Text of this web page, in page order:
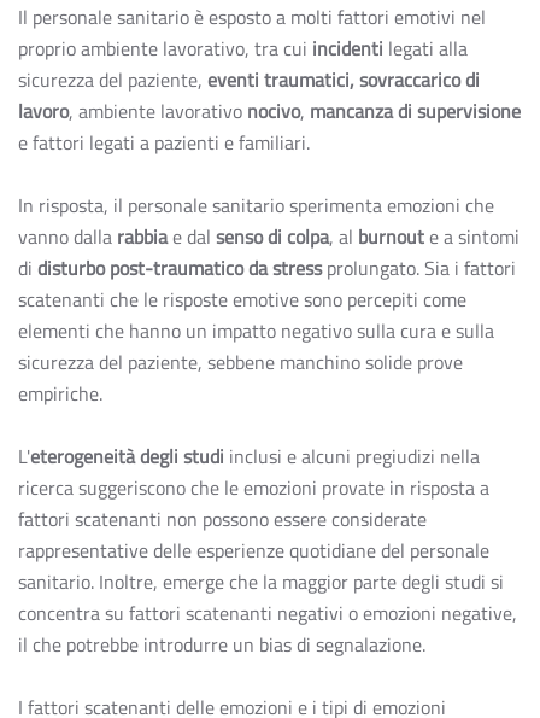
Il personale sanitario è esposto a molti fattori emotivi nel
proprio ambiente lavorativo, tra cui incidenti legati alla
sicurezza del paziente, eventi traumatici, sovraccarico di
lavoro, ambiente lavorativo nocivo, mancanza di supervisione
e fattori legati a pazienti e familiari.
In risposta, il personale sanitario sperimenta emozioni che
vanno dalla rabbiae dal senso di colpa, al burnoute a sintomi
di disturbo post-traumatico da stressprolungato. Sia i fattori
scatenanti che le risposte emotive sono percepiti come
elementi che hanno un impatto negativo sulla cura e sulla
sicurezza del paziente, sebbene manchino solide prove
empiriche.
L'eterogeneità degli studi inclusi e alcuni pregiudizi nella
ricerca suggeriscono che le emozioni provate in risposta a
fattori scatenanti non possono essere considerate
rappresentative delle esperienze quotidiane del personale
sanitario. Inoltre, emerge che la maggior parte degli studi si
concentra su fattori scatenanti negativi o emozioni negative,
il che potrebbe introdurre un bias di segnalazione.
I fattori scatenanti delle emozioni e i tipi di emozioni